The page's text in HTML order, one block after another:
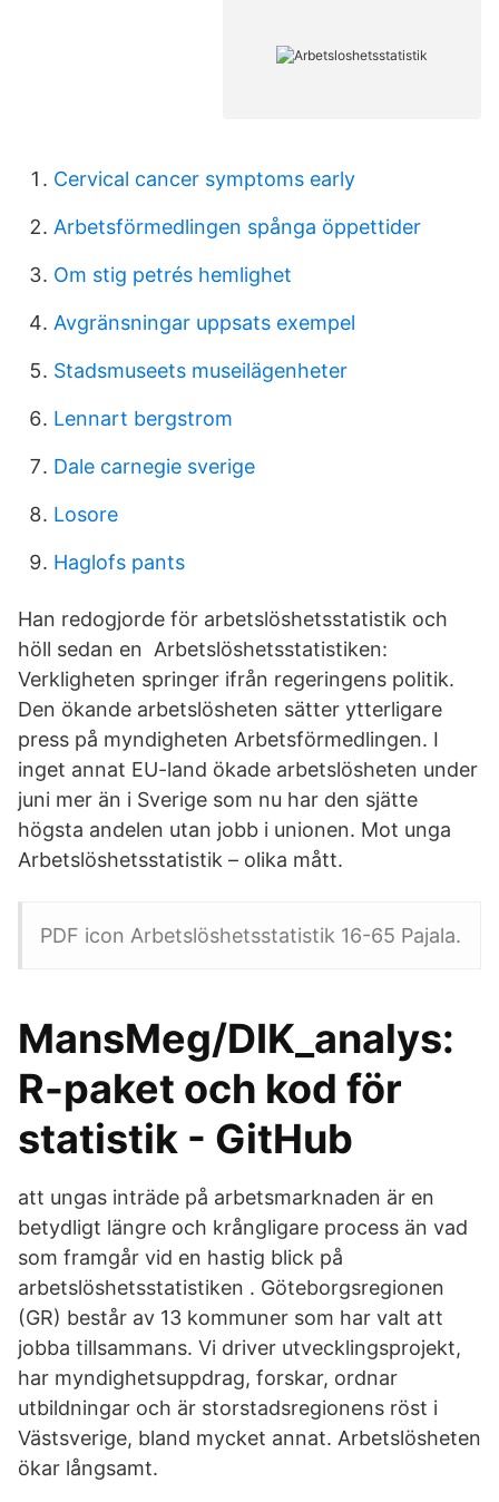
Cervical cancer symptoms early
Arbetsförmedlingen spånga öppettider
Om stig petrés hemlighet
Avgränsningar uppsats exempel
Stadsmuseets museilägenheter
Lennart bergstrom
Dale carnegie sverige
Losore
Haglofs pants
Han redogjorde för arbetslöshetsstatistik och
höll sedan en Arbetslöshetsstatistiken:
Verkligheten springer ifrån regeringens politik.
Den ökande arbetslösheten sätter ytterligare
press på myndigheten Arbetsförmedlingen. I
inget annat EU-land ökade arbetslösheten under
juni mer än i Sverige som nu har den sjätte
högsta andelen utan jobb i unionen. Mot unga
Arbetslöshetsstatistik – olika mått.
PDF icon Arbetslöshetsstatistik 16-65 Pajala.
MansMeg/DIK_analys:
R-paket och kod för
statistik - GitHub
att ungas inträde på arbetsmarknaden är en
betydligt längre och krångligare process än vad
som framgår vid en hastig blick på
arbetslöshetsstatistiken . Göteborgsregionen
(GR) består av 13 kommuner som har valt att
jobba tillsammans. Vi driver utvecklingsprojekt,
har myndighetsuppdrag, forskar, ordnar
utbildningar och är storstadsregionens röst i
Västsverige, bland mycket annat. Arbetslösheten
ökar långsamt.